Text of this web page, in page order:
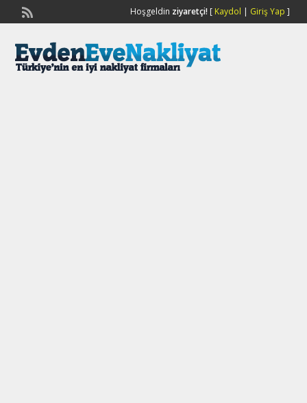
Hoşgeldin ziyaretçi![ Kaydol | Giriş Yap ]